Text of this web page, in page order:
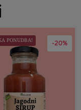
-20%
PONUDBA!